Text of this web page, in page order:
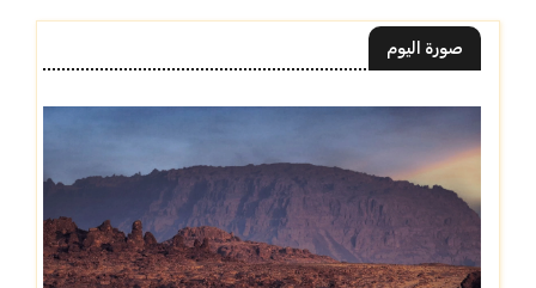
صورة اليوم